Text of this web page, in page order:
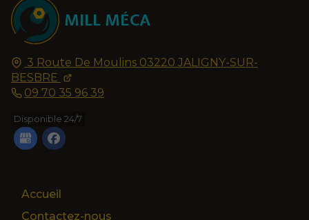
MILL MÉCA
3 Route De Moulins 03220 JALIGNY-SUR-
BESBRE
09 70 35 96 39
Disponible 24/7
Accueil
Contactez-nous